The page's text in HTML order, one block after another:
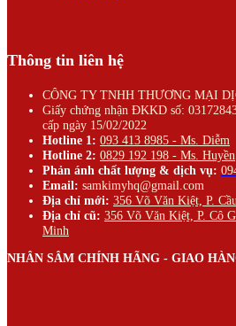
Thông tin liên hệ
CÔNG TY TNHH THƯƠNG MẠI
Giấy chứng nhận ĐKKD số:
cấp ngày 15/02/2022
Hotline 1: 093 413 8985 - Ms. Diễm
Hotline 2: 0829 192 198 - Ms. Huyền
Phản ánh chất lượng & dịch vụ:
Email: samkimyhq@gmail.com
Địa chỉ mới: 356 Võ Văn Kiệt, P.
Địa chỉ cũ: 356 Võ Văn Kiệt, P. Cô
Minh
NHÂN SÂM CHÍNH HÃNG - GIAO